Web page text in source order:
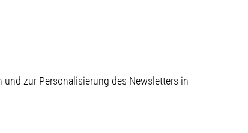
zur Personalisierung des Newsletters in